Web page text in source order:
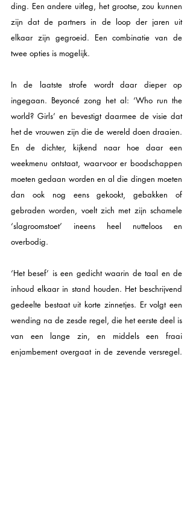
ding. Een andere uitleg, het grootse, zou kunnen
zijn dat de partners in de loop der jaren uit
elkaar zijn gegroeid. Een combinatie van de
twee opties is mogelijk.
In de laatste strofe wordt daar dieper op
ingegaan. Beyoncé zong het al: ‘Who run the
world? Girls’ en bevestigt daarmee de visie dat
het de vrouwen zijn die de wereld doen draaien.
En de dichter, kijkend naar hoe daar een
weekmenu ontstaat, waarvoor er boodschappen
moeten gedaan worden en al die dingen moeten
dan ook nog eens gekookt, gebakken of
gebraden worden, voelt zich met zijn schamele
‘slagroomstoet’ ineens heel nutteloos en
overbodig.
‘Het besef’ is een gedicht waarin de taal en de
inhoud elkaar in stand houden. Het beschrijvend
gedeelte bestaat uit korte zinnetjes. Er volgt een
wending na de zesde regel, die het eerste deel is
van een lange zin, en middels een fraai
enjambement overgaat in de zevende versregel.